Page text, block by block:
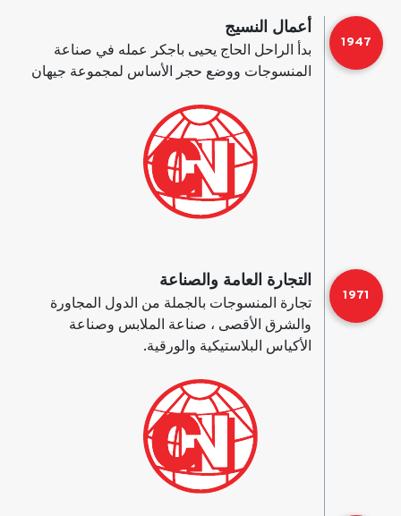
1947
أعمال النسيج
بدأ الراحل الحاج يحيى باجكر عمله في صناعة
المنسوجات ووضع حجر الأساس لمجموعة جيهان
1971
التجارة العامة والصناعة
تجارة المنسوجات بالجملة من الدول المجاورة
والشرق الأقصى ، صناعة الملابس وصناعة
الأكياس البلاستيكية والورقية.